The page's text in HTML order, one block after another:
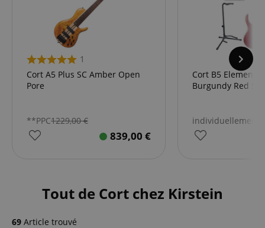
1
Cort A5 Plus SC Amber Open
Pore
**PPC1229,00€
839,00 €
Cort B5 Element
Burgundy Red
individuellement
Tout de Cort chez Kirstein
69 Article trouvé